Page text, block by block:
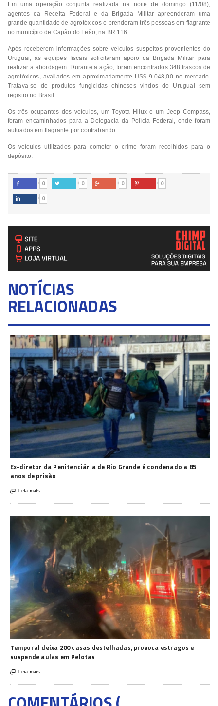
Em uma operação conjunta realizada na noite de domingo (11/08),
agentes da Receita Federal e da Brigada Militar apreenderam uma
grande quantidade de agrotóxicos e prenderam três pessoas em flagrante
no município de Capão do Leão, na BR 116.
Após receberem informações sobre veículos suspeitos provenientes do
Uruguai, as equipes fiscais solicitaram apoio da Brigada Militar para
realizar a abordagem. Durante a ação, foram encontrados 348 frascos de
agrotóxicos, avaliados em aproximadamente US$ 9.048,00 no mercado.
Tratava-se de produtos fungicidas chineses vindos do Uruguai sem
registro no Brasil.
Os três ocupantes dos veículos, um Toyota Hilux e um Jeep Compass,
foram encaminhados para a Delegacia da Polícia Federal, onde foram
autuados em flagrante por contrabando.
Os veículos utilizados para cometer o crime foram recolhidos para o
depósito.
 0  0  0  0
 0
NOTÍCIAS
RELACIONADAS
Ex-diretor da Penitenciária de Rio Grande é condenado a 85
anos de prisão
 Leia mais
Temporal deixa 200 casas destelhadas, provoca estragos e
suspende aulas em Pelotas
 Leia mais